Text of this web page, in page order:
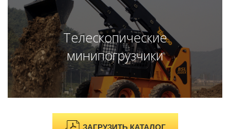
Телескопические
минипогрузчики
ЗАГРУЗИТЬ КАТАЛОГ